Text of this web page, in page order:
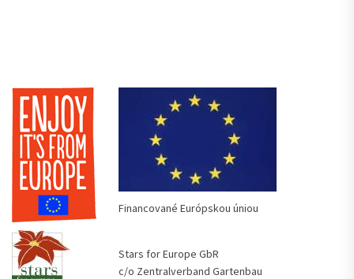
Financované Európskou úniou
Stars for Europe GbR
c/o Zentralverband Gartenbau